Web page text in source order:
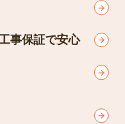
事保証で安心